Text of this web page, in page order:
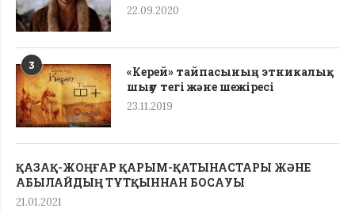
22.09.2020
3
«Керей» тайпасының этникалық
шығу тегі жəне шежіресі
23.11.2019
ҚАЗАҚ-ЖОҢҒАР ҚАРЫМ-ҚАТЫНАСТАРЫ ЖӘНЕ
АБЫЛАЙДЫҢ ТҰТҚЫННАН БОСАУЫ
21.01.2021